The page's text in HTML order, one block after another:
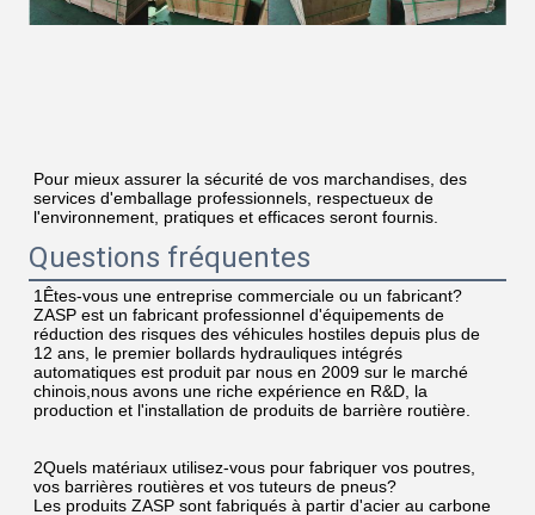
Pour mieux assurer la sécurité de vos marchandises, des
services d'emballage professionnels, respectueux de
l'environnement, pratiques et efficaces seront fournis.
Questions fréquentes
1Êtes-vous une entreprise commerciale ou un fabricant?
ZASP est un fabricant professionnel d'équipements de
réduction des risques des véhicules hostiles depuis plus de
12 ans, le premier bollards hydrauliques intégrés
automatiques est produit par nous en 2009 sur le marché
chinois,nous avons une riche expérience en R&D, la
production et l'installation de produits de barrière routière.
2Quels matériaux utilisez-vous pour fabriquer vos poutres,
vos barrières routières et vos tuteurs de pneus?
Les produits ZASP sont fabriqués à partir d'acier au carbone